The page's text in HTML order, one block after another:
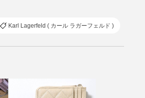
Karl Lagerfeld ( カール ラガーフェルド )